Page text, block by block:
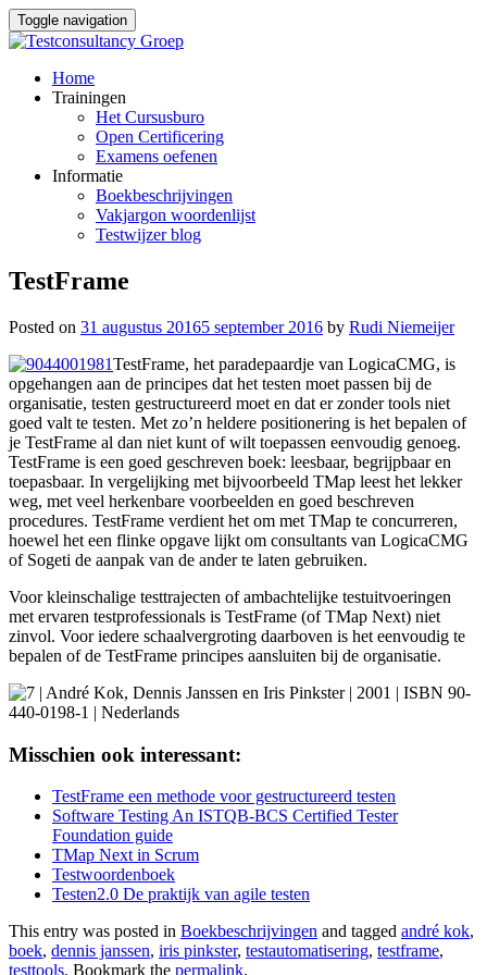
Toggle navigation
Skip
Home
Trainingen
Het Cursusburo
Open Certificering
Examens oefenen
Informatie
Boekbeschrijvingen
Vakjargon woordenlijst
Testwijzer blog
TestFrame
Posted on 31 augustus 20165 september 2016 by Rudi Niemeijer
TestFrame, het paradepaardje van LogicaCMG, is
opgehangen aan de principes dat het testen moet passen bij de
organisatie, testen gestructureerd moet en dat er zonder tools niet
goed valt te testen. Met zo’n heldere positionering is het bepalen of
je TestFrame al dan niet kunt of wilt toepassen eenvoudig genoeg.
TestFrame is een goed geschreven boek: leesbaar, begrijpbaar en
toepasbaar. In vergelijking met bijvoorbeeld TMap leest het lekker
weg, met veel herkenbare voorbeelden en goed beschreven
procedures. TestFrame verdient het om met TMap te concurreren,
hoewel het een flinke opgave lijkt om consultants van LogicaCMG
of Sogeti de aanpak van de ander te laten gebruiken.
Voor kleinschalige testtrajecten of ambachtelijke testuitvoeringen
met ervaren testprofessionals is TestFrame (of TMap Next) niet
zinvol. Voor iedere schaalvergroting daarboven is het eenvoudig te
bepalen of de TestFrame principes aansluiten bij de organisatie.
| André Kok, Dennis Janssen en Iris Pinkster | 2001 | ISBN 90-
440-0198-1 | Nederlands
Misschien ook interessant:
TestFrame een methode voor gestructureerd testen
Software Testing An ISTQB-BCS Certified Tester
Foundation guide
TMap Next in Scrum
Testwoordenboek
Testen2.0 De praktijk van agile testen
This entry was posted in Boekbeschrijvingen and tagged andré kok,
boek, dennis janssen, iris pinkster, testautomatisering, testframe,
testtools. Bookmark the permalink.